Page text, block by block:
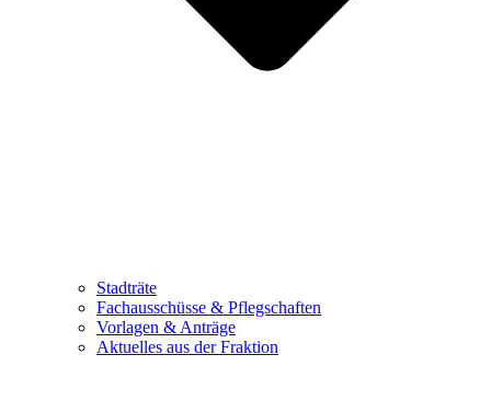
Stadträte
Fachausschüsse & Pflegschaften
Vorlagen & Anträge
Aktuelles aus der Fraktion